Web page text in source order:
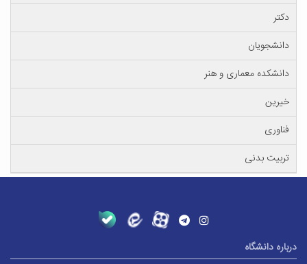
دکتر
دانشجویان
دانشکده معماری و هنر
خیرین
فناوری
تربیت بدنی
درباره دانشگاه